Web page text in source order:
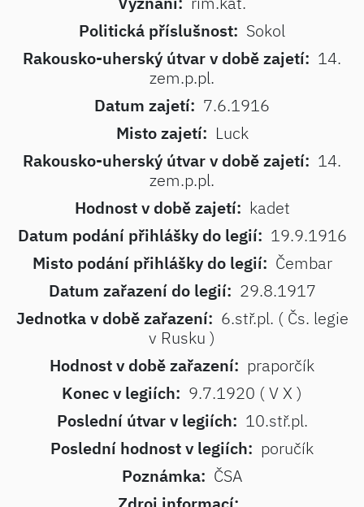
Politická příslušnost: Sokol
Rakousko-uherský útvar v době zajetí: 14.
zem.p.pl.
Datum zajetí: 7.6.1916
Misto zajetí: Luck
Rakousko-uherský útvar v době zajetí: 14.
zem.p.pl.
Hodnost v době zajetí: kadet
Datum podání přihlášky do legií: 19.9.1916
Misto podání přihlášky do legií: Čembar
Datum zařazení do legií: 29.8.1917
Jednotka v době zařazení: 6.stř.pl. ( Čs. legie
v Rusku )
Hodnost v době zařazení: praporčík
Konec v legiích: 9.7.1920 ( V X )
Poslední útvar v legiích: 10.stř.pl.
Poslední hodnost v legiích: poručík
Poznámka: ČSA